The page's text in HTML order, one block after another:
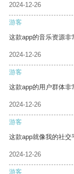
2024-12-26
游客
这款app的音乐资源非
2024-12-26
游客
这款app的用户群体非
2024-12-26
游客
这款app就像我的社交
2024-12-26
游客